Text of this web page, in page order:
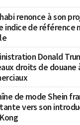
renonce à son
indice de référence
Donald
droits de douane
de mode Shein
vers son